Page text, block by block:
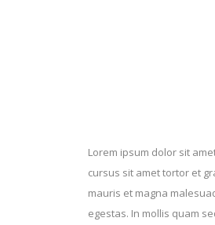
Lorem ipsum dolor sit
cursus sit amet tortor et
mauris et magna
egestas. In mollis quam